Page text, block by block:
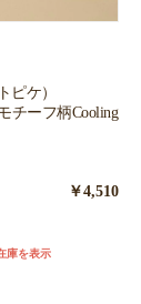
ピケ）
チーフ柄Cooling
￥4,510
庫を表示